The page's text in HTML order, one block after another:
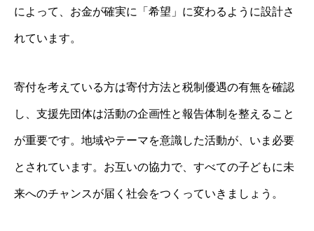
によって、お金が確実に「希望」に変わるように設計さ
れています。
寄付を考えている方は寄付方法と税制優遇の有無を確認
し、支援先団体は活動の企画性と報告体制を整えること
が重要です。地域やテーマを意識した活動が、いま必要
とされています。お互いの協力で、すべての子どもに未
来へのチャンスが届く社会をつくっていきましょう。